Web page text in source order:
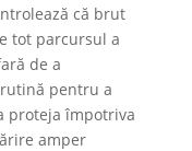
că brut
tot parcursul a
de a
pentru a
proteja împotriva
amper